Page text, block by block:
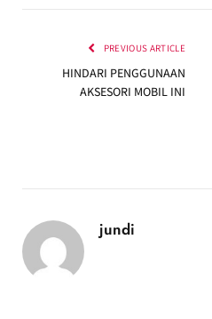
PREVIOUS ARTICLE
HINDARI PENGGUNAAN
AKSESORI MOBIL INI
jundi